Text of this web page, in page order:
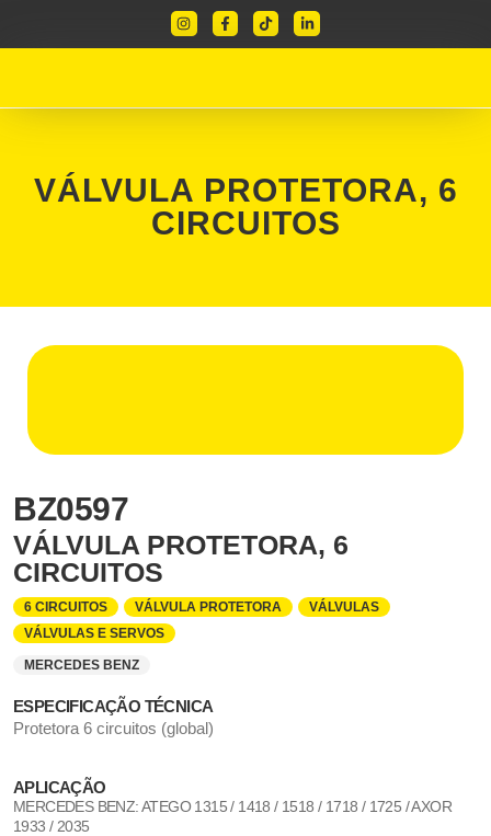
VÁLVULA PROTETORA, 6
CIRCUITOS
BZ0597
VÁLVULA PROTETORA, 6
CIRCUITOS
6 CIRCUITOS VÁLVULA PROTETORA
VÁLVULAS
VÁLVULAS E SERVOS
MERCEDES BENZ
ESPECIFICAÇÃO TÉCNICA
Protetora 6 circuitos (global)
APLICAÇÃO
MERCEDES BENZ: ATEGO 1315 / 1418 / 1518 / 1718 / 1725 / AXOR
1933 / 2035